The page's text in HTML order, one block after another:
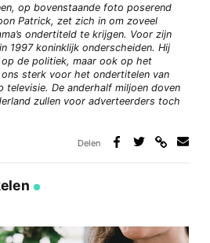
op bovenstaande foto poserend
Patrick, zet zich in om zoveel
ondertiteld te krijgen. Voor zijn
1997 koninklijk onderscheiden. Hij
de politiek, maar ook op het
ons sterk voor het ondertitelen van
televisie. De anderhalf miljoen doven
zullen voor adverteerders toch
Delen